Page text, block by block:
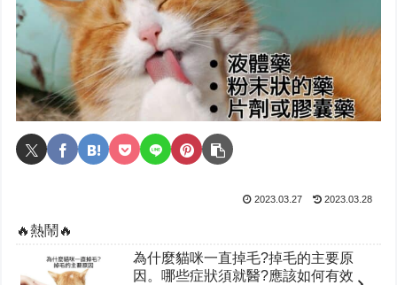
2023.03.27 2023.03.28
🔥熱鬧🔥
為什麼貓咪一直掉毛?掉毛的主要原
因。哪些症狀須就醫?應該如何有效